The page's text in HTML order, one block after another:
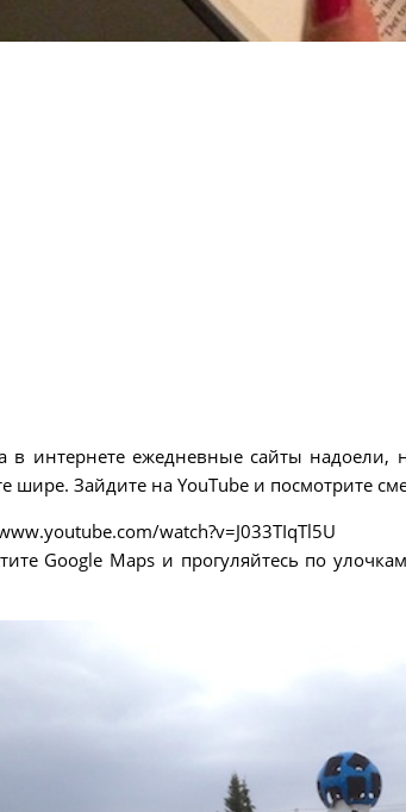
в интернете ежедневные сайты надоели,
шире. Зайдите на YouTube и посмотрите
watch?v=J033TIqTl5U
Google Maps и прогуляйтесь по